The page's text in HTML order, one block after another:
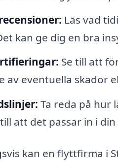
Läs vad
kan ge dig en bra
Se till att
av eventuella skador
Ta reda på
att det passar in i
kan en flyttfirma i